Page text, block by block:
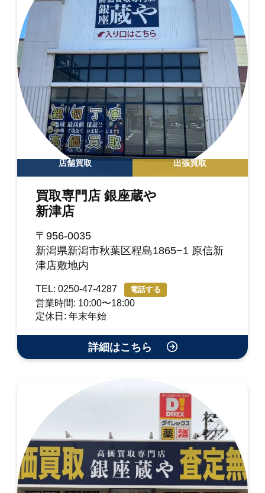
店舗買取 出張買取
買取専門店 銀座蔵や
新津店
〒956-0035
新潟県新潟市秋葉区程島1865−1 原信新
津店敷地内
TEL: 0250-47-4287 電話する
営業時間: 10:00〜18:00
定休日: 年末年始
詳細はこちら